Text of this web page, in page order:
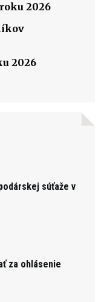
2026
2026
súťaže v
za ohlásenie